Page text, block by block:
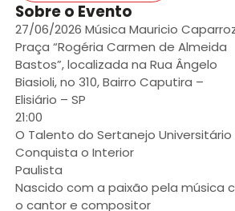
Sobre o Evento
27/06/2026 Música Mauricio
Praça “Rogéria Carmen de Almeida
Bastos”, localizada na Rua Ângelo
Biasioli, no 310, Bairro Caputira –
Elisiário – SP
21:00
O Talento do Sertanejo
Conquista o Interior
Paulista
Nascido com a paixão pela música
o cantor e compositor